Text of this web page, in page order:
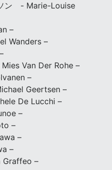
ン - Marie-Louise
–
Wanders –
Van Der Rohe –
–
Geertsen –
De Lucchi –
–
–
–
–
Graffeo –